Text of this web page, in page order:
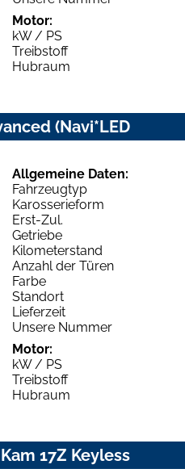
Motor:
kW / PS
Treibstoff
Hubraum
(Navi*LED
Allgemeine Daten:
Fahrzeugtyp
Karosserieform
Erst-Zul.
Getriebe
Kilometerstand
Anzahl der Türen
Farbe
Standort
Lieferzeit
Unsere Nummer
Motor:
kW / PS
Treibstoff
Hubraum
17Z Keyless